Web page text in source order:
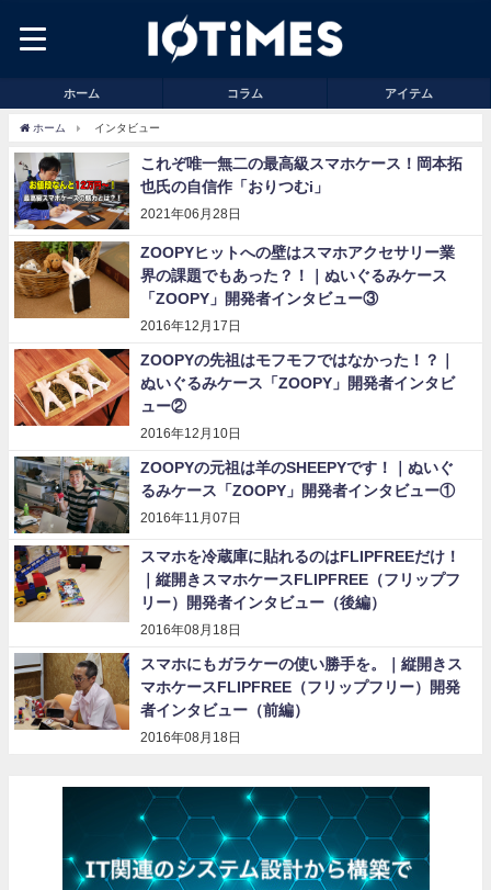
ホーム コラム アイテム
ホーム インタビュー
これぞ唯一無二の最高級スマホケース！岡本拓
也氏の自信作「おりつむi」
2021年06月28日
ZOOPYヒットへの壁はスマホアクセサリー業
界の課題でもあった？！｜ぬいぐるみケース
「ZOOPY」開発者インタビュー③
2016年12月17日
ZOOPYの先祖はモフモフではなかった！？｜
ぬいぐるみケース「ZOOPY」開発者インタビ
ュー②
2016年12月10日
ZOOPYの元祖は羊のSHEEPYです！｜ぬいぐ
るみケース「ZOOPY」開発者インタビュー①
2016年11月07日
スマホを冷蔵庫に貼れるのはFLIPFREEだけ！
｜縦開きスマホケースFLIPFREE（フリップフ
リー）開発者インタビュー（後編）
2016年08月18日
スマホにもガラケーの使い勝手を。｜縦開きス
マホケースFLIPFREE（フリップフリー）開発
者インタビュー（前編）
2016年08月18日